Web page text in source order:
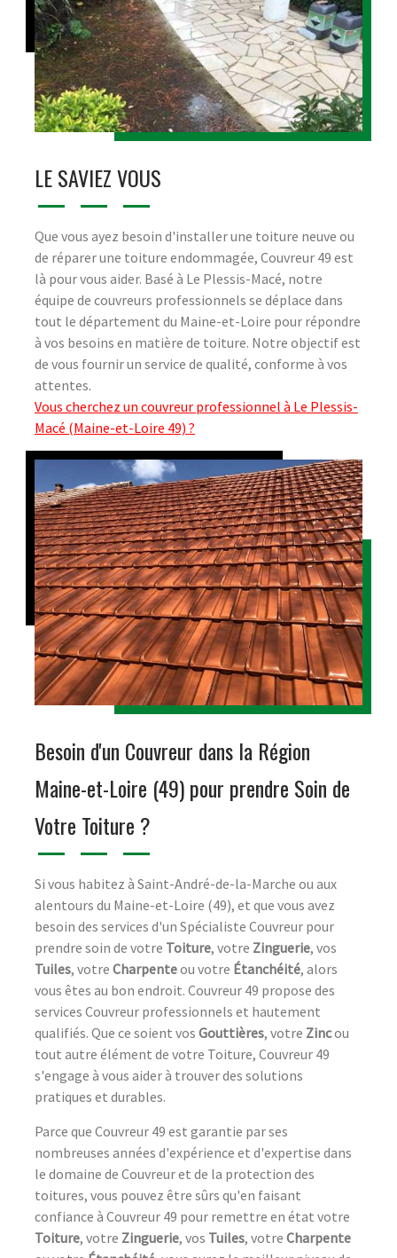
LE SAVIEZ VOUS
Que vous ayez besoin d'installer une toiture neuve ou
de réparer une toiture endommagée, Couvreur 49 est
là pour vous aider. Basé à Le Plessis-Macé, notre
équipe de couvreurs professionnels se déplace dans
tout le département du Maine-et-Loire pour répondre
à vos besoins en matière de toiture. Notre objectif est
de vous fournir un service de qualité, conforme à vos
attentes.
Vous cherchez un couvreur professionnel à Le Plessis-
Macé (Maine-et-Loire 49) ?
Besoin d'un Couvreur dans la Région
Maine-et-Loire (49) pour prendre Soin de
Votre Toiture ?
Si vous habitez à Saint-André-de-la-Marche ou aux
alentours du Maine-et-Loire (49), et que vous avez
besoin des services d'un Spécialiste Couvreur pour
prendre soin de votre Toiture, votre Zinguerie, vos
Tuiles, votre Charpenteou votre Étanchéité, alors
vous êtes au bon endroit. Couvreur 49 propose des
services Couvreur professionnels et hautement
qualifiés. Que ce soient vos Gouttières, votre Zincou
tout autre élément de votre Toiture, Couvreur 49
s'engage à vous aider à trouver des solutions
pratiques et durables.
Parce que Couvreur 49 est garantie par ses
nombreuses années d'expérience et d'expertise dans
le domaine de Couvreur et de la protection des
toitures, vous pouvez être sûrs qu'en faisant
confiance à Couvreur 49 pour remettre en état votre
Toiture, votre Zinguerie, vos Tuiles, votre Charpente